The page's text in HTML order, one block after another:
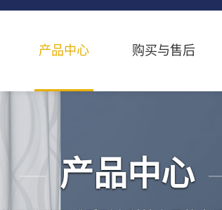
产品中心 购买与售后
产品中心